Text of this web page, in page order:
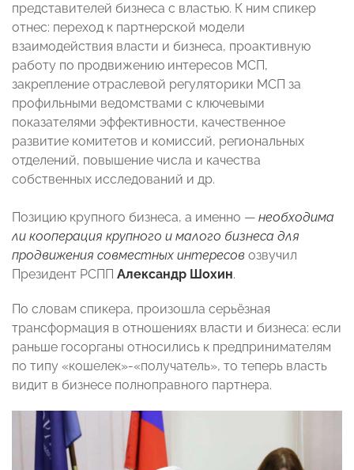
представителей бизнеса с властью. К ним спикер
отнес: переход к партнерской модели
взаимодействия власти и бизнеса, проактивную
работу по продвижению интересов МСП,
закрепление отраслевой регуляторики МСП за
профильными ведомствами с ключевыми
показателями эффективности, качественное
развитие комитетов и комиссий, региональных
отделений, повышение числа и качества
собственных исследований и др.
Позицию крупного бизнеса, а именно — необходима
ли кооперация крупного и малого бизнеса для
продвижения совместных интересов озвучил
Президент РСПП Александр Шохин.
По словам спикера, произошла серьёзная
трансформация в отношениях власти и бизнеса: если
раньше госорганы относились к предпринимателям
по типу «кошелек»-«получатель», то теперь власть
видит в бизнесе полноправного партнера.